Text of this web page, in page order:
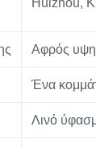
Huizhou,
Αφρός
Ένα
Λινό